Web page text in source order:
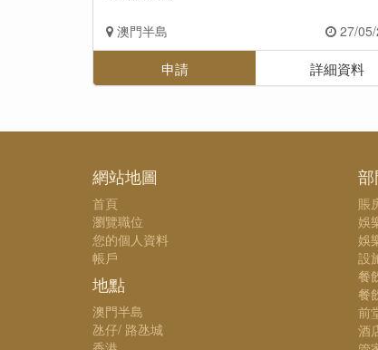
澳門半島 27/
申請 詳細資料
網站地圖
首頁
瀏覽職位
您的個人資料
帳戶
地點
澳門半島
氹仔/ 路氹城
賬
娛
娛
設
餐
餐
前
酒